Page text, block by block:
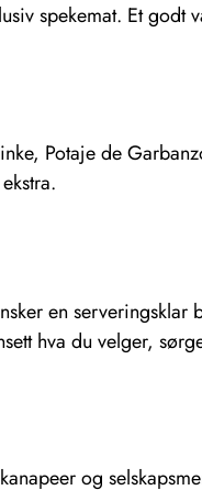
spekemat. Et godt
Potaje de
en serveringsklar
hva du velger,
og